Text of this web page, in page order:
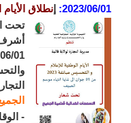
2023/06/01
: نطلاق الأيام
تحت
-